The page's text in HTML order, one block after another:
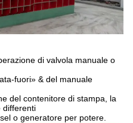
di valvola manuale o
fuori» & del manuale
del contenitore di stampa, la
differenti
o generatore per potere.